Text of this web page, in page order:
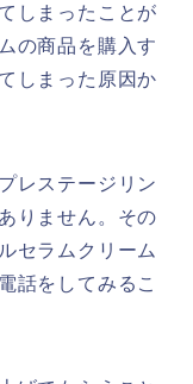
しまったことが
の商品を購入す
しまった原因か
レステージリン
りません。その
セラムクリーム
話をしてみるこ